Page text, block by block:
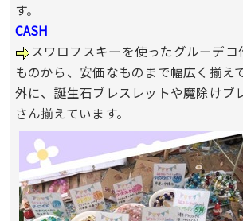
す。
CASH
スワロフスキーを使ったグルーデコ
ものから、安価なものまで幅広く揃え
外に、誕生石ブレスレットや魔除けブ
さん揃えています。